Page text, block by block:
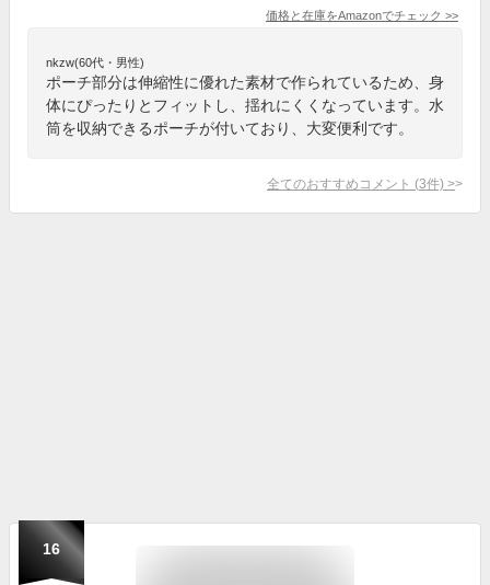
価格と在庫をAmazonでチェック >>
nkzw(60代・男性)
ポーチ部分は伸縮性に優れた素材で作られているため、身
体にぴったりとフィットし、揺れにくくなっています。水
筒を収納できるポーチが付いており、大変便利です。
全てのおすすめコメント (3件) >
16